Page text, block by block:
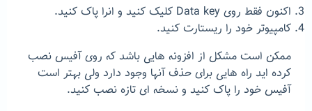
اکنون فقط روی Data key کلیک کنید و انرا پاک کنید.
کامپیوتر خود را ریستارت کنید.
ممکن است مشکل از افزونه هایی باشد که روی آفیس نصب
کرده اید راه هایی برای حذف آنها وجود دارد ولی بهتر است
آفیس خود را پاک کنید و نسخه ای تازه نصب کنید.